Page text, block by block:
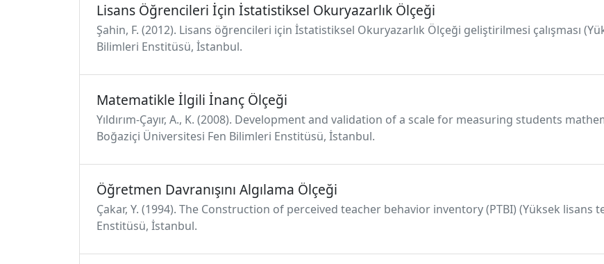
Lisans Öğrencileri İçin İstatistiksel Okuryazarlık Ölçeği
Şahin, F. (2012). Lisans öğrencileri için İstatistiksel Okuryazarlık Ölçeği geliştirilmesi çalışması
Bilimleri Enstitüsü, İstanbul.
Matematikle İlgili İnanç Ölçeği
Yıldırım-Çayır, A., K. (2008). Development and validation of a scale for measuring students
Boğaziçi Üniversitesi Fen Bilimleri Enstitüsü, İstanbul.
Öğretmen Davranışını Algılama Ölçeği
Çakar, Y. (1994). The Construction of perceived teacher behavior inventory (PTBI) (Yüksek lisans
Enstitüsü, İstanbul.